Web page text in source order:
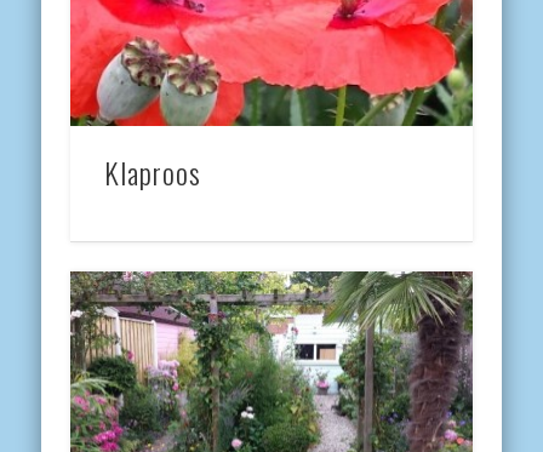
Klaproos